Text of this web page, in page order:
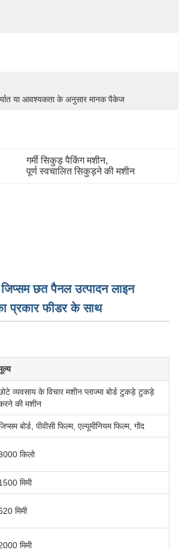
या आवश्यकता के अनुसार मानक पैकेज
गर्मी सिकुड़ पैकिंग मशीन,
पूर्ण स्वचालित सिकुड़ने की मशीन
छत पैनल उत्पादन लाइन
प्रकार फीडर के साथ
व्यवसाय के विचार मशीन प्लाज्मा बोर्ड टुकड़े टुकड़े
की मशीन
बोर्ड, पीवीसी फिल्म, एल्यूमीनियम फिल्म, गोंद
किलो
मिमी
मिमी
मिमी